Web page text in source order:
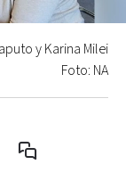
y Karina Milei
Foto: NA